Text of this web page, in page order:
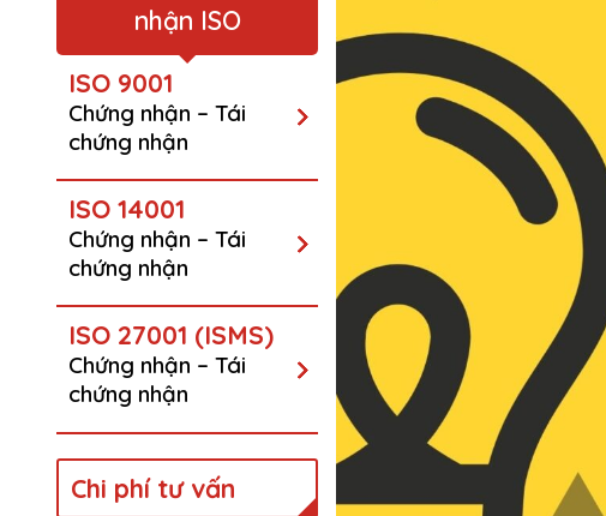
nhận ISO
ISO 9001
Chứng nhận – Tái
chứng nhận
ISO 14001
Chứng nhận – Tái
chứng nhận
ISO 27001 (ISMS)
Chứng nhận – Tái
chứng nhận
Chi phí tư vấn